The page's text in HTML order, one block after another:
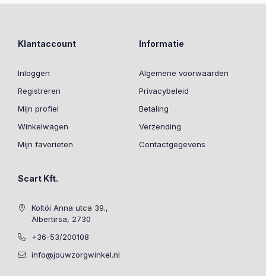
Klantaccount
Inloggen
Registreren
Mijn profiel
Winkelwagen
Mijn favorieten
Informatie
Algemene voorwaarden
Privacybeleid
Betaling
Verzending
Contactgegevens
Scart Kft.
Koltói Anna utca 39.,
Albertirsa, 2730
+36-53/200108
info@jouwzorgwinkel.nl